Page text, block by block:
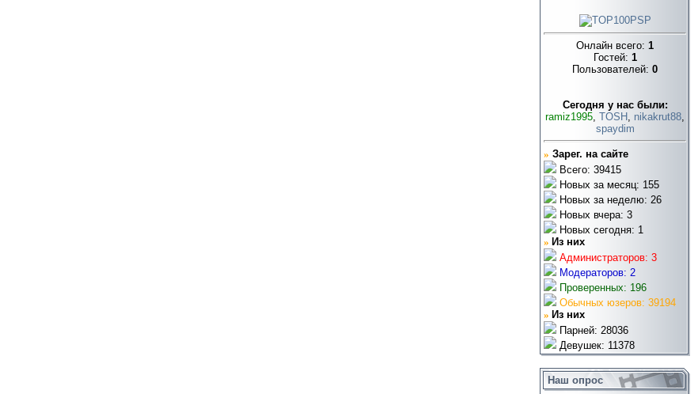
Онлайн всего: 1
Гостей: 1
Пользователей: 0
Cегодня у нас были:
ramiz1995, TOSH , nikakrut88,
spaydim
» Зарег. на сайте
Всего: 39415
Новых за месяц: 155
Новых за неделю: 26
Новых вчера: 3
Новых сегодня: 1
» Из них
Администраторов: 3
Модераторов: 2
Проверенных: 196
Обычных юзеров: 39194
» Из них
Парней: 28036
Девушек: 11378
Наш опрос